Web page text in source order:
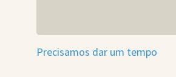
Precisamos dar um tempo